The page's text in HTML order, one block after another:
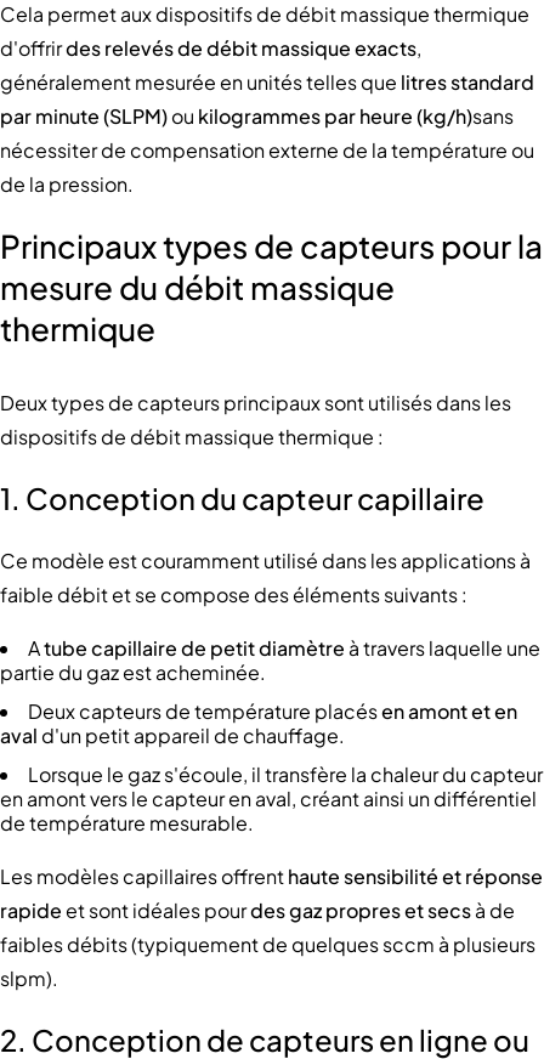
Cela permet aux dispositifs de débit massique thermique
d'offrirdes relevés de débit massique exacts,
généralement mesurée en unités telles que litres standard
par minute (SLPM)ou kilogrammes par heure (kg/h)sans
nécessiter de compensation externe de la température ou
de la pression.
Principaux types de capteurs pour la
mesure du débit massique
thermique
Deux types de capteurs principaux sont utilisés dans les
dispositifs de débit massique thermique :
1. Conception du capteur capillaire
Ce modèle est couramment utilisé dans les applications à
faible débit et se compose des éléments suivants :
Atube capillaire de petit diamètre à travers laquelle une
partie du gaz est acheminée.
Deux capteurs de température placésen amont et en
aval d'un petit appareil de chauffage.
Lorsque le gaz s'écoule, il transfère la chaleur du capteur
en amont vers le capteur en aval, créant ainsi un différentiel
de température mesurable.
Les modèles capillaires offrenthaute sensibilité et réponse
rapideet sont idéales pourdes gaz propres et secsà de
faibles débits (typiquement de quelques sccm à plusieurs
slpm).
2. Conception de capteurs en ligne ou